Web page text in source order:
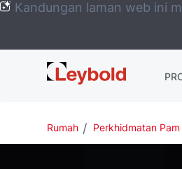
Kandungan laman web ini
Leybold
Global
Rumah Perkhidmatan Pam